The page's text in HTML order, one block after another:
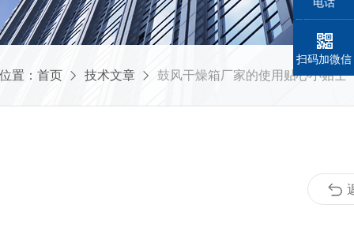
置： 首页 技术文章 鼓风干燥箱厂家的使用贴心小贴士
扫码加微信